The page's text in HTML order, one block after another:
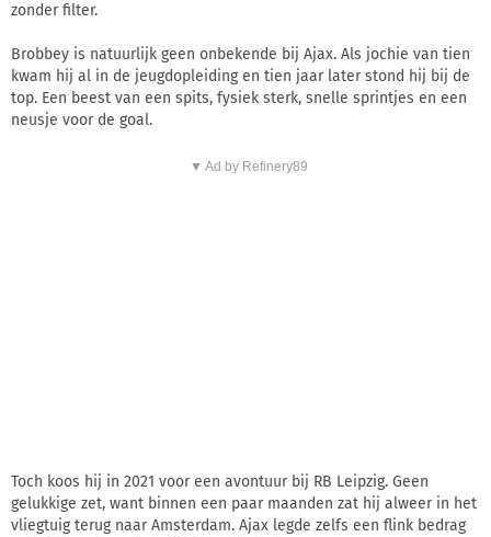
zonder filter.
Brobbey is natuurlijk geen onbekende bij Ajax. Als jochie van tien
kwam hij al in de jeugdopleiding en tien jaar later stond hij bij de
top. Een beest van een spits, fysiek sterk, snelle sprintjes en een
neusje voor de goal.
▼ Ad by Refinery89
Toch koos hij in 2021 voor een avontuur bij RB Leipzig. Geen
gelukkige zet, want binnen een paar maanden zat hij alweer in het
vliegtuig terug naar Amsterdam. Ajax legde zelfs een flink bedrag